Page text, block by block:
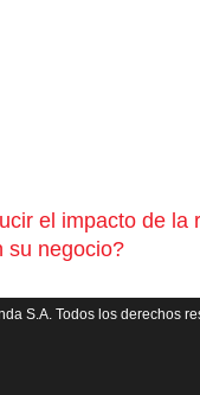
el impacto de la
su negocio?
S.A. Todos los derechos